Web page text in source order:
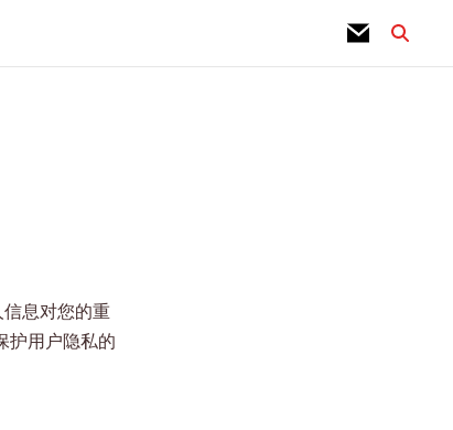
信息对您的重
护用户隐私的